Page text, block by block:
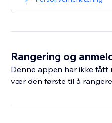
Rangering og
Denne appen har ikke fått
vær den første til å